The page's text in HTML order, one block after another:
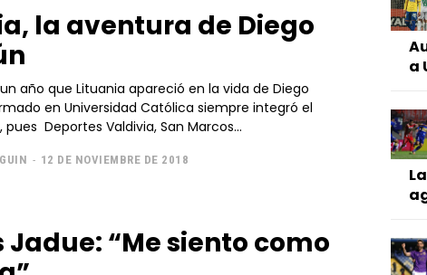
la aventura de Diego
año que Lituania apareció en la vida de Diego
en Universidad Católica siempre integró el
Deportes Valdivia, San Marcos...
- 12 DE NOVIEMBRE DE 2018
Jadue: “Me siento como
a